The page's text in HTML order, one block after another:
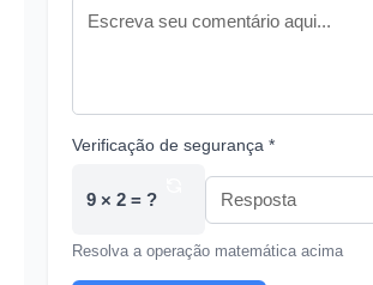
Verificação de segurança *
9 × 2 = ?
Resolva a operação matemática acima